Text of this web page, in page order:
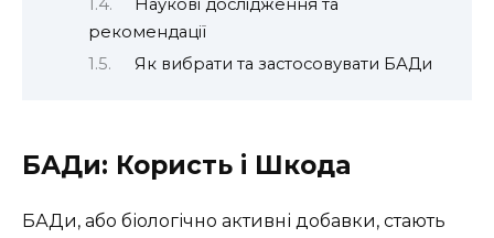
Наукові дослідження та
рекомендації
Як вибрати та застосовувати БАДи
БАДи: Користь і Шкода
БАДи, або біологічно активні добавки, стають